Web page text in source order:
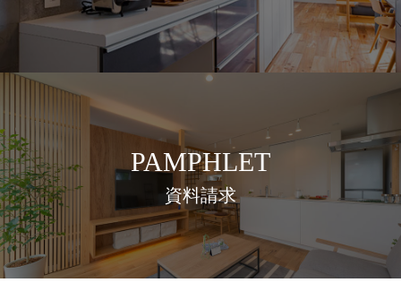
PAMPHLET
資料請求